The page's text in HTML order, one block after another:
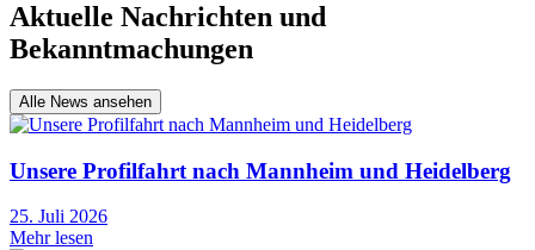
Aktuelle Nachrichten und
Bekanntmachungen
Alle News ansehen
Unsere Profilfahrt nach Mannheim und Heidelberg
25. Juli 2026
Mehr lesen